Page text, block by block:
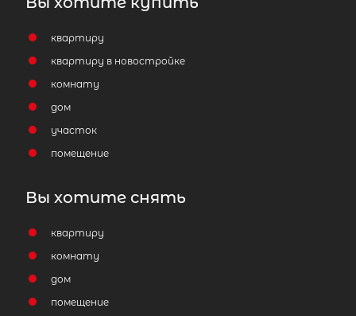
квартиру
квартиру в новостройке
комнату
дом
участок
помещение
Вы хотите снять
квартиру
комнату
дом
помещение